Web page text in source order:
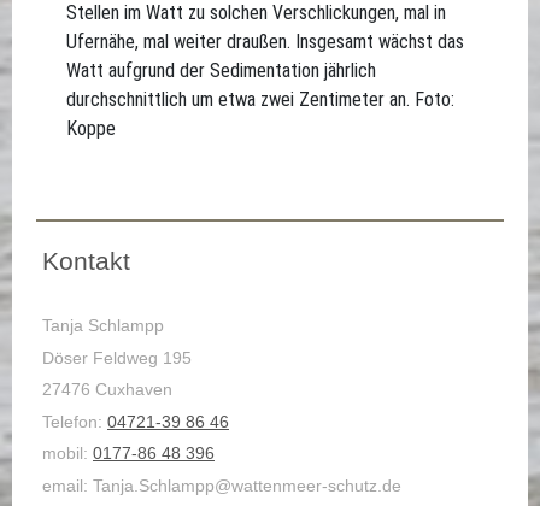
Stellen im Watt zu solchen Verschlickungen, mal in
Ufernähe, mal weiter draußen. Insgesamt wächst das
Watt aufgrund der Sedimentation jährlich
durchschnittlich um etwa zwei Zentimeter an. Foto:
Koppe
Kontakt
Tanja Schlampp
Döser Feldweg 195
27476 Cuxhaven
Telefon: 04721-39 86 46
mobil: 0177-86 48 396
email: Tanja.Schlampp@wattenmeer-schutz.de